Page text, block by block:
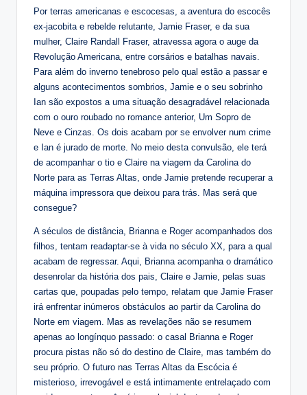
Por terras americanas e escocesas, a aventura do escocês
ex-jacobita e rebelde relutante, Jamie Fraser, e da sua
mulher, Claire Randall Fraser, atravessa agora o auge da
Revolução Americana, entre corsários e batalhas navais.
Para além do inverno tenebroso pelo qual estão a passar e
alguns acontecimentos sombrios, Jamie e o seu sobrinho
Ian são expostos a uma situação desagradável relacionada
com o ouro roubado no romance anterior, Um Sopro de
Neve e Cinzas. Os dois acabam por se envolver num crime
e Ian é jurado de morte. No meio desta convulsão, ele terá
de acompanhar o tio e Claire na viagem da Carolina do
Norte para as Terras Altas, onde Jamie pretende recuperar a
máquina impressora que deixou para trás. Mas será que
consegue?
A séculos de distância, Brianna e Roger acompanhados dos
filhos, tentam readaptar-se à vida no século XX, para a qual
acabam de regressar. Aqui, Brianna acompanha o dramático
desenrolar da história dos pais, Claire e Jamie, pelas suas
cartas que, poupadas pelo tempo, relatam que Jamie Fraser
irá enfrentar inúmeros obstáculos ao partir da Carolina do
Norte em viagem. Mas as revelações não se resumem
apenas ao longínquo passado: o casal Brianna e Roger
procura pistas não só do destino de Claire, mas também do
seu próprio. O futuro nas Terras Altas da Escócia é
misterioso, irrevogável e está intimamente entrelaçado com